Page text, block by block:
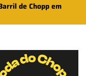
de Chopp em